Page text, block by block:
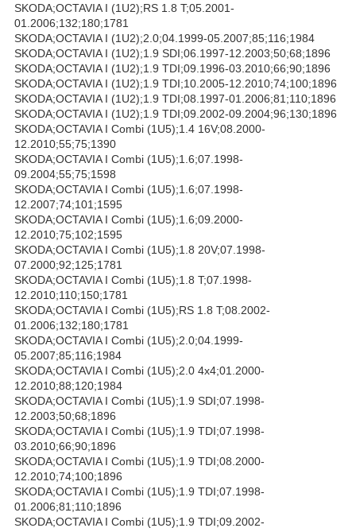
SKODA;OCTAVIA I (1U2);RS 1.8 T;05.2001-
01.2006;132;180;1781
SKODA;OCTAVIA I (1U2);2.0;04.1999-05.2007;85;116;1984
SKODA;OCTAVIA I (1U2);1.9 SDI;06.1997-12.2003;50;68;1896
SKODA;OCTAVIA I (1U2);1.9 TDI;09.1996-03.2010;66;90;1896
SKODA;OCTAVIA I (1U2);1.9 TDI;10.2005-12.2010;74;100;1896
SKODA;OCTAVIA I (1U2);1.9 TDI;08.1997-01.2006;81;110;1896
SKODA;OCTAVIA I (1U2);1.9 TDI;09.2002-09.2004;96;130;1896
SKODA;OCTAVIA I Combi (1U5);1.4 16V;08.2000-
12.2010;55;75;1390
SKODA;OCTAVIA I Combi (1U5);1.6;07.1998-
09.2004;55;75;1598
SKODA;OCTAVIA I Combi (1U5);1.6;07.1998-
12.2007;74;101;1595
SKODA;OCTAVIA I Combi (1U5);1.6;09.2000-
12.2010;75;102;1595
SKODA;OCTAVIA I Combi (1U5);1.8 20V;07.1998-
07.2000;92;125;1781
SKODA;OCTAVIA I Combi (1U5);1.8 T;07.1998-
12.2010;110;150;1781
SKODA;OCTAVIA I Combi (1U5);RS 1.8 T;08.2002-
01.2006;132;180;1781
SKODA;OCTAVIA I Combi (1U5);2.0;04.1999-
05.2007;85;116;1984
SKODA;OCTAVIA I Combi (1U5);2.0 4x4;01.2000-
12.2010;88;120;1984
SKODA;OCTAVIA I Combi (1U5);1.9 SDI;07.1998-
12.2003;50;68;1896
SKODA;OCTAVIA I Combi (1U5);1.9 TDI;07.1998-
03.2010;66;90;1896
SKODA;OCTAVIA I Combi (1U5);1.9 TDI;08.2000-
12.2010;74;100;1896
SKODA;OCTAVIA I Combi (1U5);1.9 TDI;07.1998-
01.2006;81;110;1896
SKODA;OCTAVIA I Combi (1U5);1.9 TDI;09.2002-